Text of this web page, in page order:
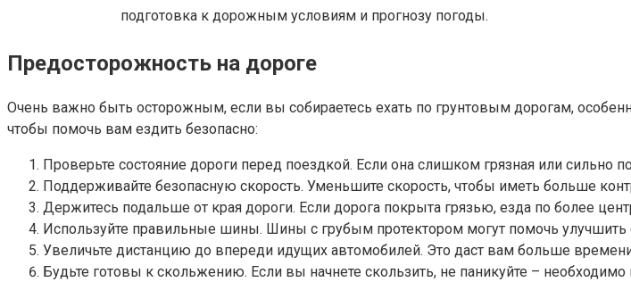
подготовка к дорожным условиям и прогнозу погоды.
Предосторожность на дороге
Очень важно быть осторожным, если вы собираетесь ехать по грунтовым дорогам,
чтобы помочь вам ездить безопасно:
Проверьте состояние дороги перед поездкой. Если она слишком грязная или
Поддерживайте безопасную скорость. Уменьшите скорость, чтобы иметь больше
Держитесь подальше от края дороги. Если дорога покрыта грязью, езда по более
Используйте правильные шины. Шины с грубым протектором могут помочь улучшить
Увеличьте дистанцию до впереди идущих автомобилей. Это даст вам больше времени
Будьте готовы к скольжению. Если вы начнете скользить, не паникуйте –